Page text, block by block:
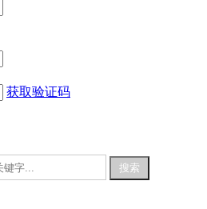
获取验证码